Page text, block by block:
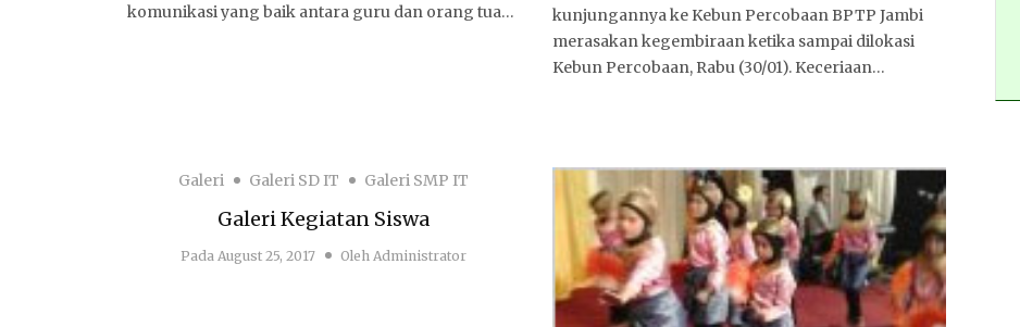
komunikasi yang baik antara guru dan orang tua…
kunjungannya ke Kebun Percobaan BPTP Jambi
merasakan kegembiraan ketika sampai dilokasi
Kebun Percobaan, Rabu (30/01). Keceriaan…
Galeri Galeri SD IT Galeri SMP IT
Galeri Kegiatan Siswa
Pada August 25, 2017 Oleh Administrator